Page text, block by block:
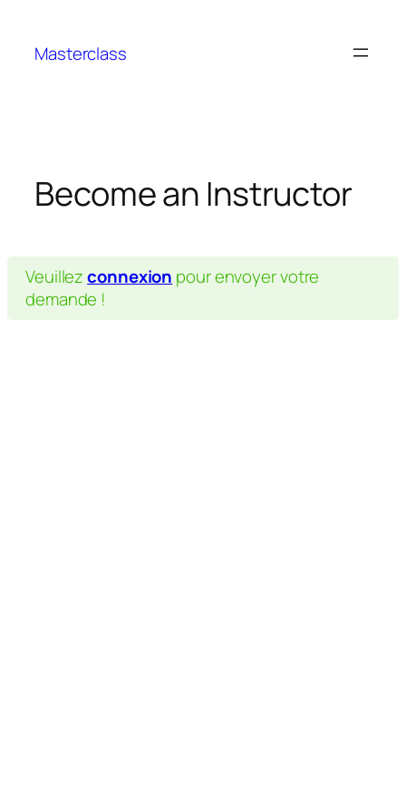
contenu
Masterclass
Become an Instructor
Veuillezconnexion pour envoyer votre
demande !